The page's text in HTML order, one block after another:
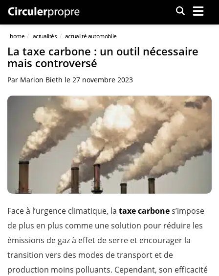
Menu
home actualités actualité automobile
La taxe carbone : un outil nécessaire
mais controversé
Par Marion Bieth le 27 novembre 2023
Face à l’urgence climatique, la taxe carbones’impose
de plus en plus comme une solution pour réduire les
émissions de gaz à effet de serre et encourager la
transition vers des modes de transport et de
production moins polluants. Cependant, son efficacité